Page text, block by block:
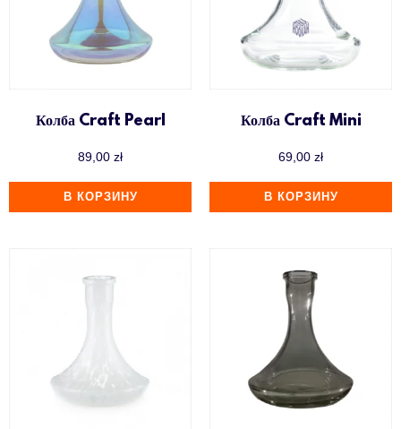
Колба Craft Pearl
89,00 zł
В КОРЗИНУ
Колба Craft Mini
69,00 zł
В КОРЗИНУ